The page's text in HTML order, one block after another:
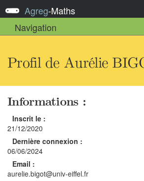
Agreg-Maths
Navigation
Profil de Aurélie
Informations :
Inscrit le :
21/12/2020
Dernière connexion :
06/06/2024
Email :
aurelie.bigot@univ-eiffel.fr